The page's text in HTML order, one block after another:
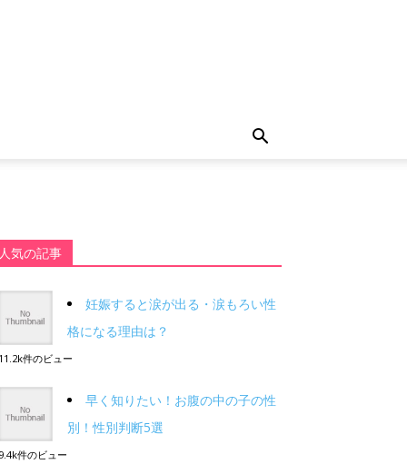
人気の記事
妊娠すると涙が出る・涙もろい性
格になる理由は？
11.2k件のビュー
早く知りたい！お腹の中の子の性
別！性別判断5選
9.4k件のビュー